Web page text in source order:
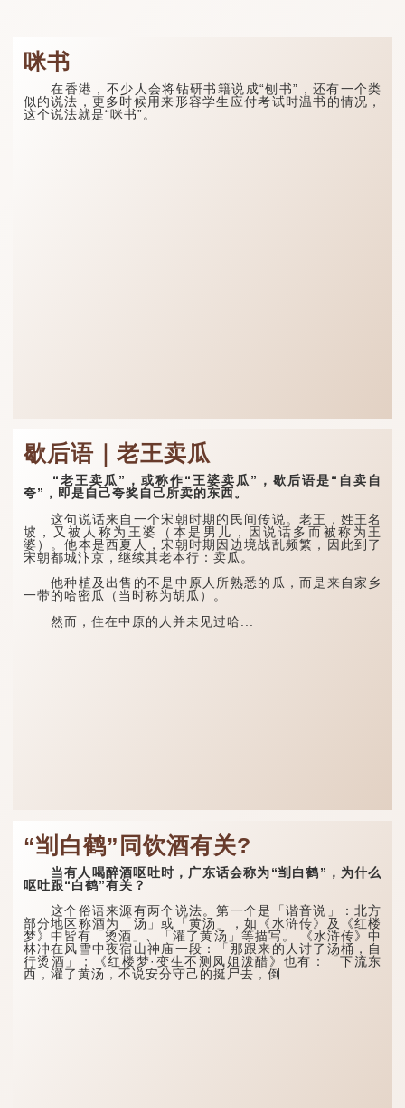
咪书
在香港，不少人会将钻研书籍说成“刨书”，还有一个类
似的说法，更多时候用来形容学生应付考试时温书的情况，
这个说法就是“咪书”。
歇后语｜老王卖瓜
“老王卖瓜”，或称作“王婆卖瓜”，歇后语是“自卖自
夸”，即是自己夸奖自己所卖的东西。
这句说话来自一个宋朝时期的民间传说。老王，姓王名
坡，又被人称为王婆（本是男儿，因说话多而被称为王
婆）。他本是西夏人，宋朝时期因边境战乱频繁，因此到了
宋朝都城汴京，继续其老本行：卖瓜。
他种植及出售的不是中原人所熟悉的瓜，而是来自家乡
一带的哈密瓜（当时称为胡瓜）。
然而，住在中原的人并未见过哈...
“㓥白鹤”同饮酒有关?
当有人喝醉酒呕吐时，广东话会称为“㓥白鹤”，为什么
呕吐跟“白鹤”有关？
这个俗语来源有两个说法。第一个是「谐音说」：北方
部分地区称酒为「汤」或「黄汤」，如《水浒传》及《红楼
梦》中皆有「烫酒」、「灌了黄汤」等描写。 《水浒传》中
林冲在风雪中夜宿山神庙一段：「那跟来的人讨了汤桶，自
行烫酒」；《红楼梦·变生不测凤姐泼醋》也有：「下流东
西，灌了黄汤，不说安分守己的挺尸去，倒...